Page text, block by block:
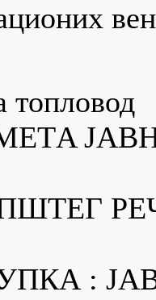
топловод
: